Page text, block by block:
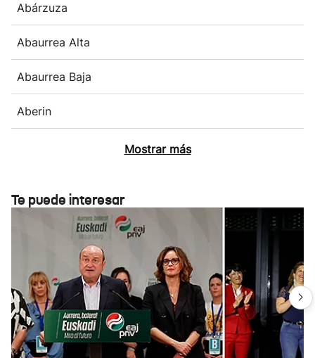
Abárzuza
Abaurrea Alta
Abaurrea Baja
Aberin
Mostrar más
Te puede interesar